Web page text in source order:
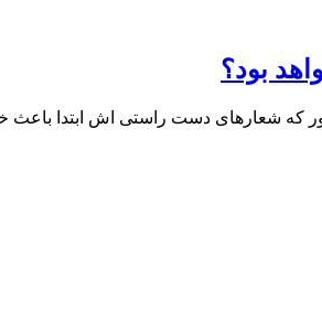
شعارهای دست راستی اش ابتدا باعث